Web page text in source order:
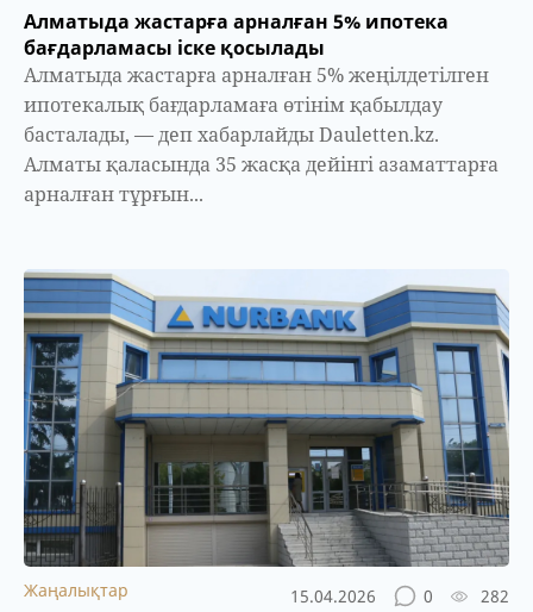
Алматыда жастарға арналған 5% ипотека
бағдарламасы іске қосылады
Алматыда жастарға арналған 5% жеңілдетілген
ипотекалық бағдарламаға өтінім қабылдау
басталады, — деп хабарлайды Dauletten.kz.
Алматы қаласында 35 жасқа дейінгі азаматтарға
арналған тұрғын...
Жаңалықтар 15.04.2026 0 282